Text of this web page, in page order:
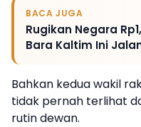
BACA JUGA
Rugikan Negara
Bara Kaltim Ini
Bahkan kedua wakil
tidak pernah terlihat
rutin dewan.